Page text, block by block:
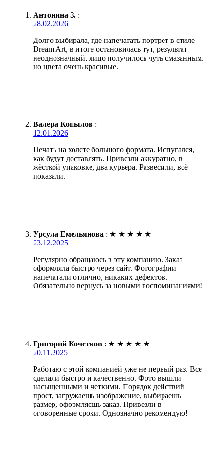
Антонина З. :
28.02.2026
Долго выбирала, где напечатать портрет в стиле
Dream Art, в итоге остановилась тут, результат
неоднозначный, лицо получилось чуть смазанным,
но цвета очень красивые.
Валера Копылов :
12.01.2026
Печать на холсте большого формата. Испугался,
как будут доставлять. Привезли аккуратно, в
жёсткой упаковке, два курьера. Развесили, всё
показали.
Урсула Емельянова : ★ ★ ★ ★ ★
23.12.2025
Регулярно обращаюсь в эту компанию. Заказ
оформляла быстро через сайт. Фотографии
напечатали отлично, никаких дефектов.
Обязательно вернусь за новыми воспоминаниями!
Григорий Кочетков : ★ ★ ★ ★ ★
20.11.2025
Работаю с этой компанией уже не первый раз. Все
сделали быстро и качественно. Фото вышли
насыщенными и четкими. Порядок действий
прост, загружаешь изображение, выбираешь
размер, оформляешь заказ. Привезли в
оговоренные сроки. Однозначно рекомендую!